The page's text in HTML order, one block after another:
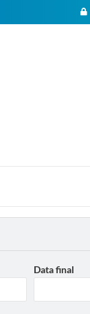
Data final